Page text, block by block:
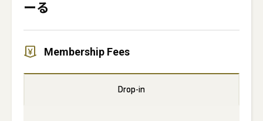
ーる
Membership Fees
Drop-in